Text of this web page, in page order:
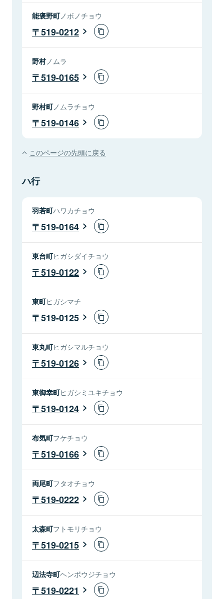
能褒野町ノボノチョウ
519-0212
野村ノムラ
519-0165
野村町ノムラチョウ
519-0146
このページの先頭に戻る
ハ行
羽若町ハワカチョウ
519-0164
東台町ヒガシダイチョウ
519-0122
東町ヒガシマチ
519-0125
東丸町ヒガシマルチョウ
519-0126
東御幸町ヒガシミユキチョウ
519-0124
布気町フケチョウ
519-0166
両尾町フタオチョウ
519-0222
太森町フトモリチョウ
519-0215
辺法寺町ヘンボウジチョウ
519-0221